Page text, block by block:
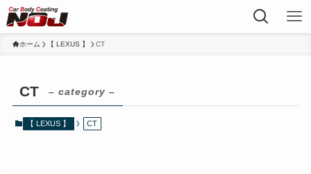
ホーム 【 LEXUS 】 CT
CT – category –
【 LEXUS 】 CT